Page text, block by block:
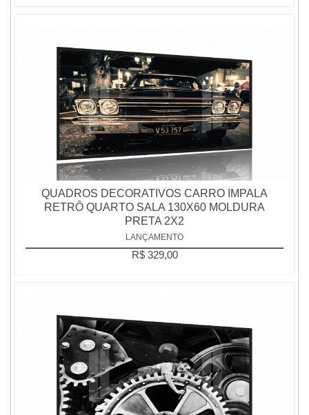
QUADROS DECORATIVOS CARRO IMPALA
RETRÔ QUARTO SALA 130X60 MOLDURA
PRETA 2X2
LANÇAMENTO
R$ 329,00